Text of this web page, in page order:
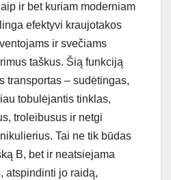
ir bet kuriam moderniam
efektyvi kraujotakos
ir svečiams
taškus. Šią funkciją
transportas – sudėtingas,
tobulėjantis tinklas,
troleibusus ir netgi
Tai ne tik būdas
B, bet ir neatsiejama
atspindinti jo raidą,